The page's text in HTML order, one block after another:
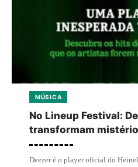
MÚSICA
No Lineup Festival:
transformam
Deezer é o player oficial do